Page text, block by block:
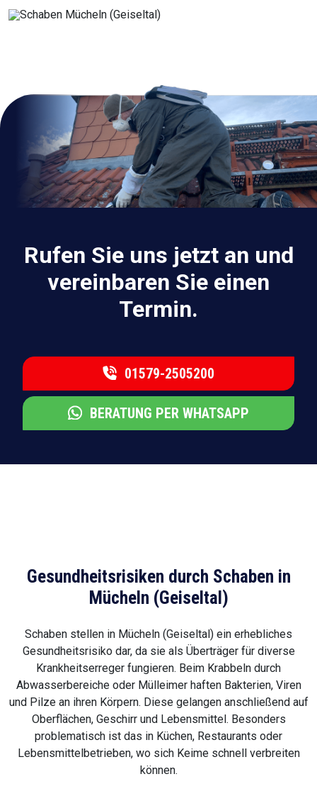
Rufen Sie uns jetzt an und
vereinbaren Sie einen
Termin.
01579-2505200
BERATUNG PER WHATSAPP
Gesundheitsrisiken durch Schaben in
Mücheln (Geiseltal)
Schaben stellen in Mücheln (Geiseltal) ein erhebliches
Gesundheitsrisiko dar, da sie als Überträger für diverse
Krankheitserreger fungieren. Beim Krabbeln durch
Abwasserbereiche oder Mülleimer haften Bakterien, Viren
und Pilze an ihren Körpern. Diese gelangen anschließend auf
Oberflächen, Geschirr und Lebensmittel. Besonders
problematisch ist das in Küchen, Restaurants oder
Lebensmittelbetrieben, wo sich Keime schnell verbreiten
können.